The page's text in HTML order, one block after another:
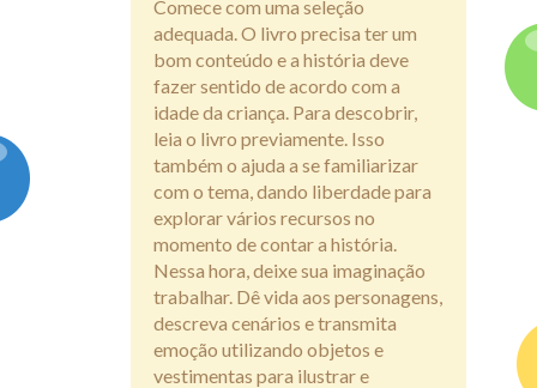
Comece com uma seleção
adequada. O livro precisa ter um
bom conteúdo e a história deve
fazer sentido de acordo com a
idade da criança. Para descobrir,
leia o livro previamente. Isso
também o ajuda a se familiarizar
com o tema, dando liberdade para
explorar vários recursos no
momento de contar a história.
Nessa hora, deixe sua imaginação
trabalhar. Dê vida aos personagens,
descreva cenários e transmita
emoção utilizando objetos e
vestimentas para ilustrar e